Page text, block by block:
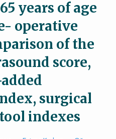
years of age
operative
of the
score,
surgical
indexes